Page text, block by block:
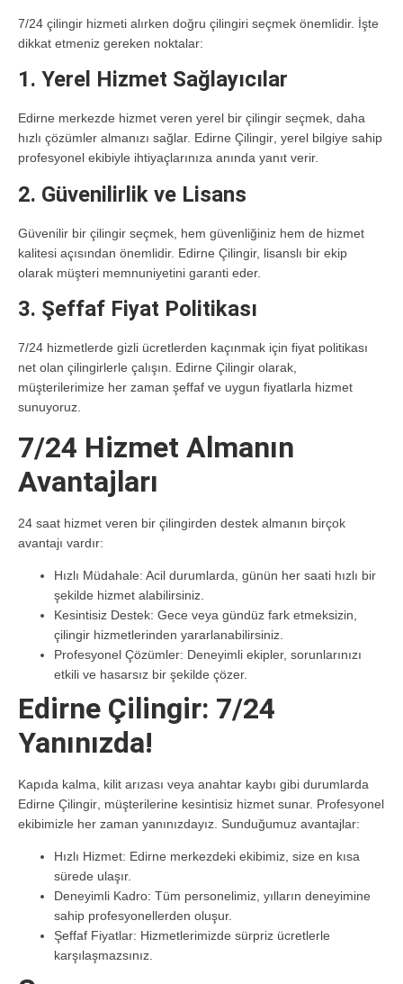
7/24 çilingir hizmeti alırken doğru çilingiri seçmek önemlidir. İşte
dikkat etmeniz gereken noktalar:
1. Yerel Hizmet Sağlayıcılar
Edirne merkezde hizmet veren yerel bir çilingir seçmek, daha
hızlı çözümler almanızı sağlar. Edirne Çilingir, yerel bilgiye sahip
profesyonel ekibiyle ihtiyaçlarınıza anında yanıt verir.
2. Güvenilirlik ve Lisans
Güvenilir bir çilingir seçmek, hem güvenliğiniz hem de hizmet
kalitesi açısından önemlidir. Edirne Çilingir, lisanslı bir ekip
olarak müşteri memnuniyetini garanti eder.
3. Şeffaf Fiyat Politikası
7/24 hizmetlerde gizli ücretlerden kaçınmak için fiyat politikası
net olan çilingirlerle çalışın. Edirne Çilingir olarak,
müşterilerimize her zaman şeffaf ve uygun fiyatlarla hizmet
sunuyoruz.
7/24 Hizmet Almanın
Avantajları
24 saat hizmet veren bir çilingirden destek almanın birçok
avantajı vardır:
Hızlı Müdahale: Acil durumlarda, günün her saati hızlı bir
şekilde hizmet alabilirsiniz.
Kesintisiz Destek: Gece veya gündüz fark etmeksizin,
çilingir hizmetlerinden yararlanabilirsiniz.
Profesyonel Çözümler: Deneyimli ekipler, sorunlarınızı
etkili ve hasarsız bir şekilde çözer.
Edirne Çilingir: 7/24
Yanınızda!
Kapıda kalma, kilit arızası veya anahtar kaybı gibi durumlarda
Edirne Çilingir , müşterilerine kesintisiz hizmet sunar. Profesyonel
ekibimizle her zaman yanınızdayız. Sunduğumuz avantajlar:
Hızlı Hizmet: Edirne merkezdeki ekibimiz, size en kısa
sürede ulaşır.
Deneyimli Kadro: Tüm personelimiz, yılların deneyimine
sahip profesyonellerden oluşur.
Şeffaf Fiyatlar: Hizmetlerimizde sürpriz ücretlerle
karşılaşmazsınız.